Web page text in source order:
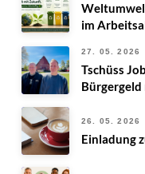
im
27. 05. 2026
Tschüss
Bürgergeld
26. 05. 2026
Einladung